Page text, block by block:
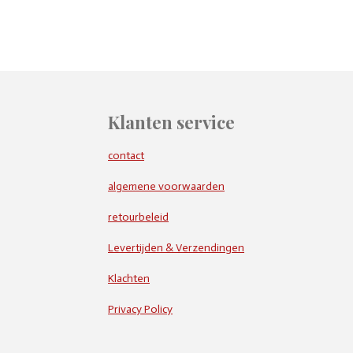
Klanten service
contact
algemene voorwaarden
retourbeleid
Levertijden & Verzendingen
Klachten
Privacy Policy